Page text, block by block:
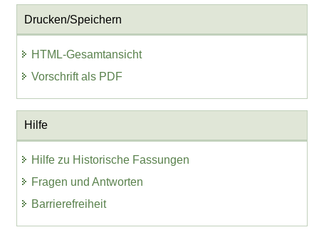
Drucken/Speichern
HTML-Gesamtansicht
Vorschrift als PDF
Hilfe
Hilfe zu Historische Fassungen
Fragen und Antworten
Barrierefreiheit